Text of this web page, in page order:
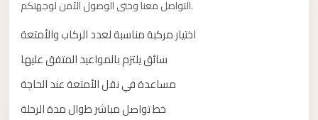
التواصل معنا وحتى الوصول الآمن لوجهتكم.
اختيار مركبة مناسبة لعدد الركاب والأمتعة
سائق يلتزم بالمواعيد المتفق عليها
مساعدة في نقل الأمتعة عند الحاجة
خط تواصل مباشر طوال مدة الرحلة
Cairo
Airport
Transfer
Service
from